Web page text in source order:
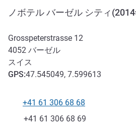
ノボテル バーゼル シティ
Grosspeterstrasse 12
4052 バーゼル
スイス
GPS:47.545049, 7.599613
電話番号
+41 61 306 68 68
ファックス
+41 61 306 68 69